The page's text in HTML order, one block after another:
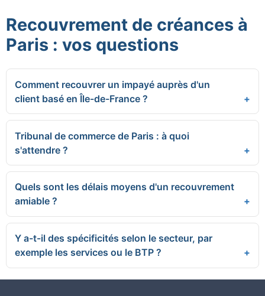
Recouvrement de créances à
Paris : vos questions
Comment recouvrer un impayé auprès d'un
client basé en Île-de-France ?
Tribunal de commerce de Paris : à quoi
s'attendre ?
Quels sont les délais moyens d'un recouvrement
amiable ?
Y a-t-il des spécificités selon le secteur, par
exemple les services ou le BTP ?